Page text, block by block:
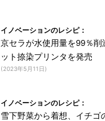
イノベーションのレシピ：
京セラが水使用量を99％削
ット捺染プリンタを発売
(2023年5月11日)
イノベーションのレシピ：
雪下野菜から着想、イチゴ